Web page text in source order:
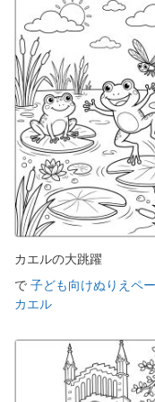
カエルの大跳躍
で 子ども向けぬりえペー
カエル